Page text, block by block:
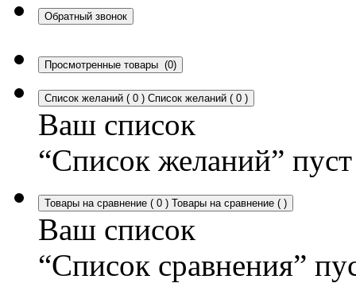
Обратный звонок
Просмотренные товары (0)
Список желаний ( 0 ) Список желаний ( 0 )
Ваш список
“Список желаний” пуст
Товары на сравнение ( 0 ) Товары на сравнение ( )
Ваш список
“Список сравнения”